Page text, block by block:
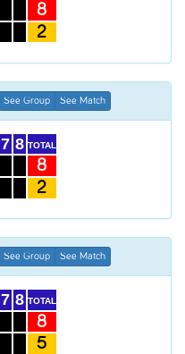
8
2
See Group See Match
7 8 TOTAL
8
2
See Group See Match
7 8 TOTAL
8
5